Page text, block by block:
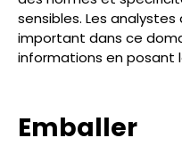
sensibles. Les
important dans ce
informations en posant
Emballer